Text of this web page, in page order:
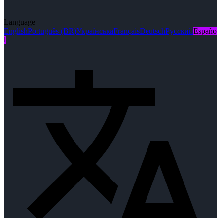
Language
EnglishPortuguês (BR)УкраїнськаFrançaisDeutschРусскийEspaño
l